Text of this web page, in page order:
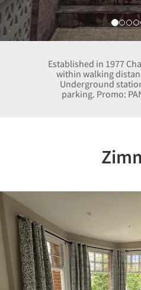
Established in 1977
within walking
Underground
parking. Promo:
Previous